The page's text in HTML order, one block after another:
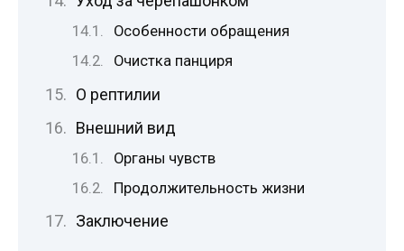
Особенности обращения
Очистка панциря
О рептилии
Внешний вид
Органы чувств
Продолжительность жизни
Заключение